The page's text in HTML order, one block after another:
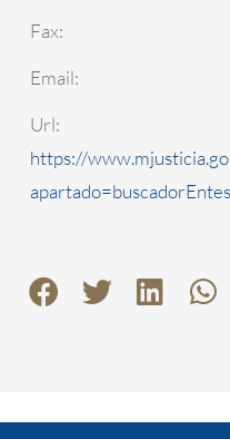
Fax:
Email:
Url:
https://